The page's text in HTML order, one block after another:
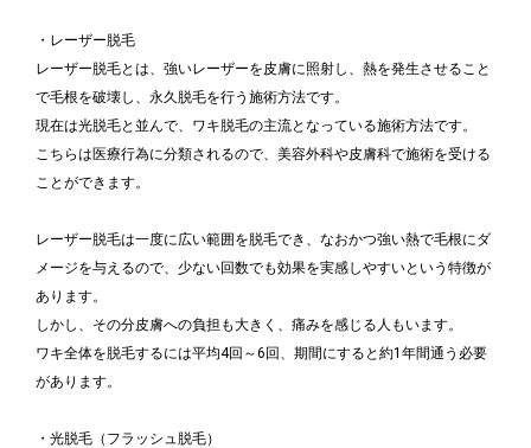
・レーザー脱毛
レーザー脱毛とは、強いレーザーを皮膚に照射し、熱を発生させること
で毛根を破壊し、永久脱毛を行う施術方法です。
現在は光脱毛と並んで、ワキ脱毛の主流となっている施術方法です。
こちらは医療行為に分類されるので、美容外科や皮膚科で施術を受ける
ことができます。
レーザー脱毛は一度に広い範囲を脱毛でき、なおかつ強い熱で毛根にダ
メージを与えるので、少ない回数でも効果を実感しやすいという特徴が
あります。
しかし、その分皮膚への負担も大きく、痛みを感じる人もいます。
ワキ全体を脱毛するには平均4回～6回、期間にすると約1年間通う必要
があります。
・光脱毛（フラッシュ脱毛）